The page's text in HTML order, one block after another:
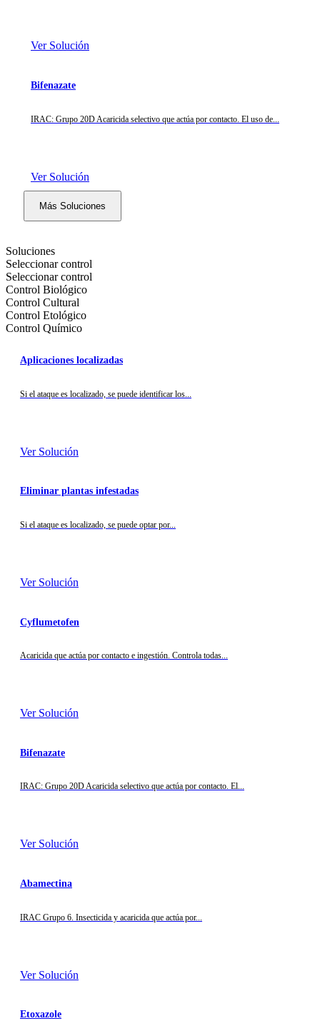
Ver Solución
Bifenazate
IRAC: Grupo 20D Acaricida selectivo que actúa por contacto. El uso de...
Ver Solución
Más Soluciones
Soluciones
Seleccionar control
Seleccionar control
Control Biológico
Control Cultural
Control Etológico
Control Químico
Aplicaciones localizadas
Si el ataque es localizado, se puede identificar los...
Ver Solución
Eliminar plantas infestadas
Si el ataque es localizado, se puede optar por...
Ver Solución
Cyflumetofen
Acaricida que actúa por contacto e ingestión. Controla todas...
Ver Solución
Bifenazate
IRAC: Grupo 20D Acaricida selectivo que actúa por contacto. El...
Ver Solución
Abamectina
IRAC Grupo 6. Insecticida y acaricida que actúa por...
Ver Solución
Etoxazole